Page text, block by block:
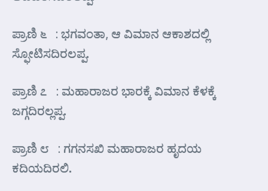
ಪ್ರಾಣಿ ೬ : ಭಗವಂತಾ, ಆ ವಿಮಾನ ಆಕಾಶದಲ್ಲಿ
ಸ್ಫೋಟಿಸದಿರಲಪ್ಪ.
ಪ್ರಾಣಿ ೭ : ಮಹಾರಾಜರ ಭಾರಕ್ಕೆ ವಿಮಾನ ಕೆಳಕ್ಕೆ
ಜಗ್ಗದಿರಲ್ಲಪ್ಪ.
ಪ್ರಾಣಿ ೮ : ಗಗನಸಖಿ ಮಹಾರಾಜರ ಹೃದಯ
ಕದಿಯದಿರಲಿ.